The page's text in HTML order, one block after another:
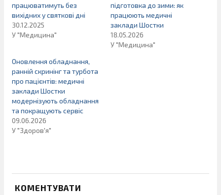
працюватимуть без
вихідних у святкові дні
30.12.2025
У "Медицина"
підготовка до зими: як
працюють медичні
заклади Шостки
18.05.2026
У "Медицина"
Оновлення обладнання,
ранній скринінг та турбота
про пацієнтів: медичні
заклади Шостки
модернізують обладнання
та покращують сервіс
09.06.2026
У "Здоров'я"
КОМЕНТУВАТИ